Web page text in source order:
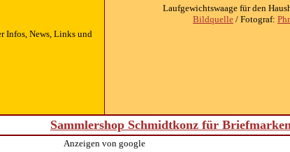
Infos, News, Links und
Laufgewichtswaage für den
Bildquelle / Fotograf:
Sammlershop Schmidtkonz für
Anzeigen von google